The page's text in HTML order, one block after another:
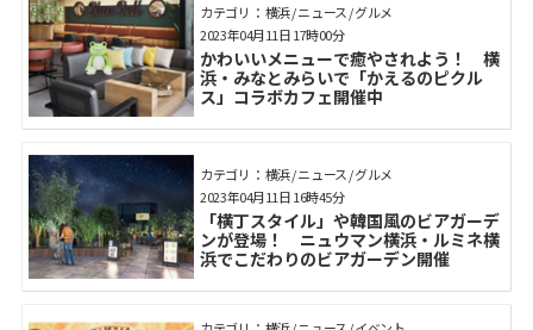
カテゴリ： 横浜 / ニュース / グルメ
かわいいメニューで癒やされよう！ 横
浜・みなとみらいで「かえるのピクル
ス」コラボカフェ開催中
2023年04月11日 17時00分
カテゴリ： 横浜 / ニュース / グルメ
「横丁スタイル」や韓国風のビアガーデ
ンが登場！ ニュウマン横浜・ルミネ横
浜でこだわりのビアガーデン開催
2023年04月11日 16時45分